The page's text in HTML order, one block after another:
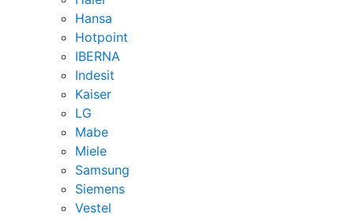
Hansa
Hotpoint
IBERNA
Indesit
Kaiser
LG
Mabe
Miele
Samsung
Siemens
Vestel